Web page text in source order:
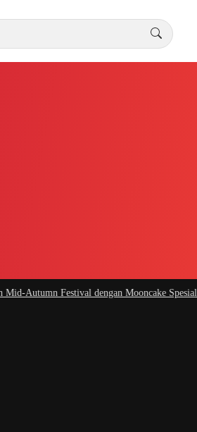
Autumn Festival dengan Mooncake Spesial